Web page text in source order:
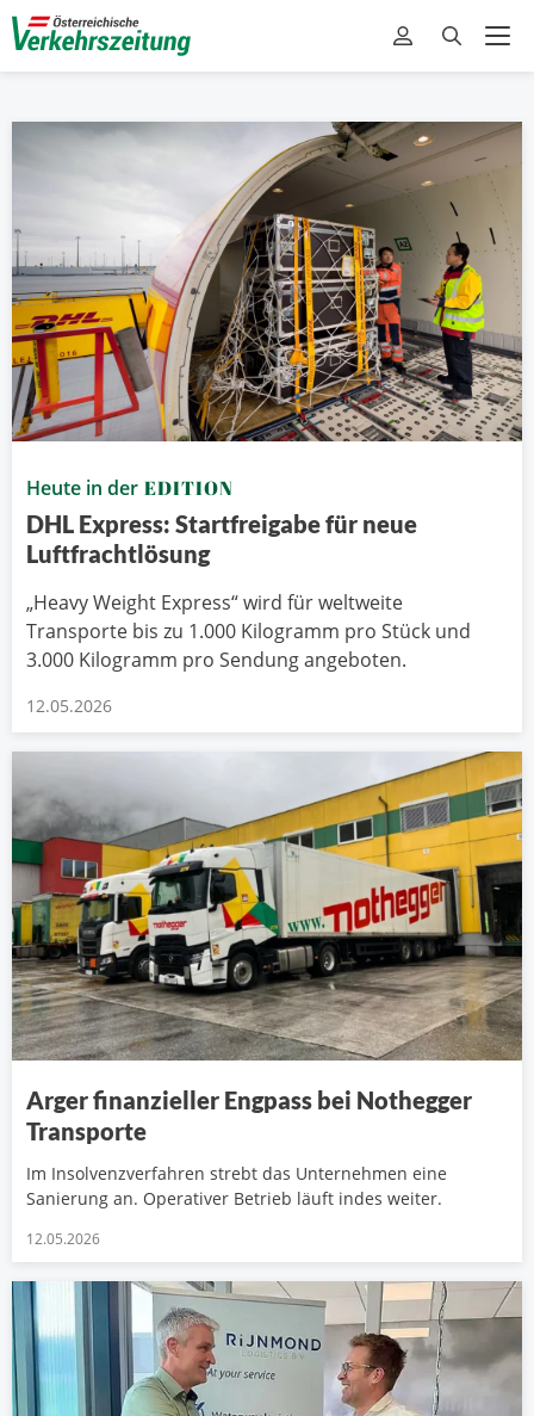
Heute in der EDITION
DHL Express: Startfreigabe für neue
Luftfrachtlösung
„Heavy Weight Express“ wird für weltweite
Transporte bis zu 1.000 Kilogramm pro Stück und
3.000 Kilogramm pro Sendung angeboten.
12.05.2026
Arger finanzieller Engpass bei Nothegger
Transporte
Im Insolvenzverfahren strebt das Unternehmen eine
Sanierung an. Operativer Betrieb läuft indes weiter.
12.05.2026